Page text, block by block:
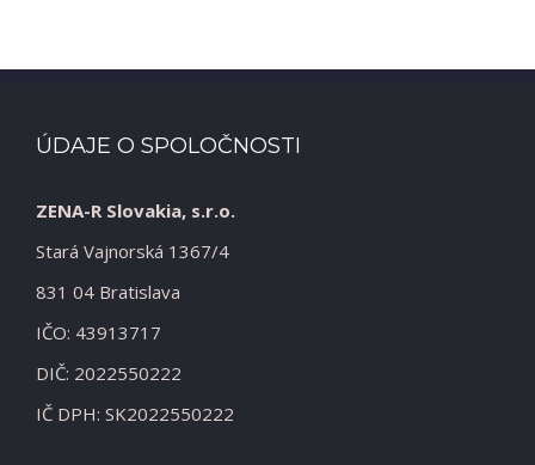
ÚDAJE O SPOLOČNOSTI
ZENA-R Slovakia, s.r.o.
Stará Vajnorská 1367/4
831 04 Bratislava
IČO: 43913717
DIČ: 2022550222
IČ DPH: SK2022550222